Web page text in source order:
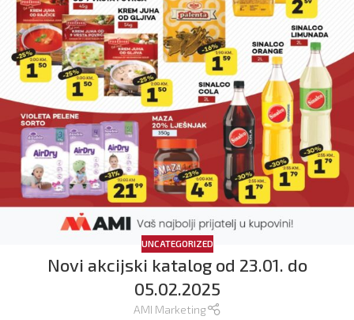
UNCATEGORIZED
Novi akcijski katalog od 23.01. do
05.02.2025
AMI Marketing